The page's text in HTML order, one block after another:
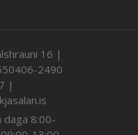
16 |
2490
|
daga 8:00-